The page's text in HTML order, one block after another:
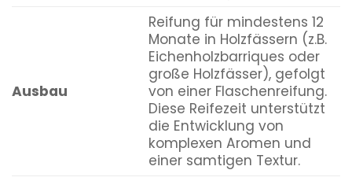
Ausbau
Reifung für mindestens 12
Monate in Holzfässern (z.B.
Eichenholzbarriques oder
große Holzfässer), gefolgt
von einer Flaschenreifung.
Diese Reifezeit unterstützt
die Entwicklung von
komplexen Aromen und
einer samtigen Textur.